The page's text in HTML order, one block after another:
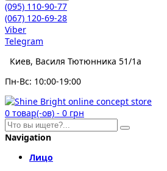
(095) 110-90-77
(067) 120-69-28
Viber
Telegram
Киев, Василя Тютюнника 51/1а
Пн-Вс: 10:00-19:00
0 товар(-ов) - 0 грн
Navigation
Лицо